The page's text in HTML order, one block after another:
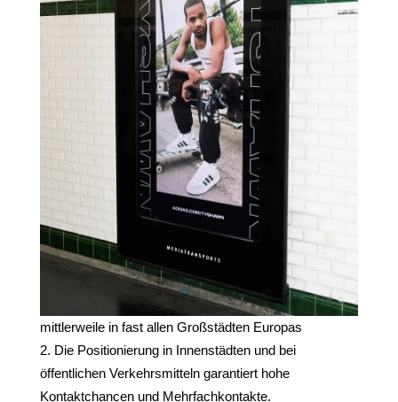
mittlerweile in fast allen Großstädten Europas
Die Positionierung in Innenstädten und bei
öffentlichen Verkehrsmitteln garantiert hohe
Kontaktchancen und Mehrfachkontakte.